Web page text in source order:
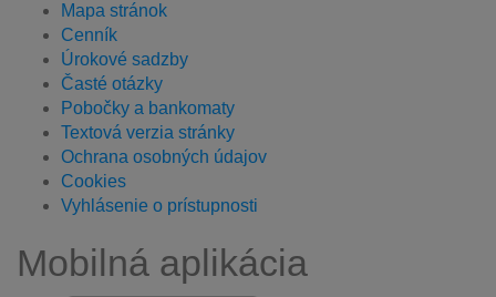
Mapa stránok
Cenník
Úrokové sadzby
Časté otázky
Pobočky a bankomaty
Textová verzia stránky
Ochrana osobných údajov
Cookies
Vyhlásenie o prístupnosti
Mobilná aplikácia